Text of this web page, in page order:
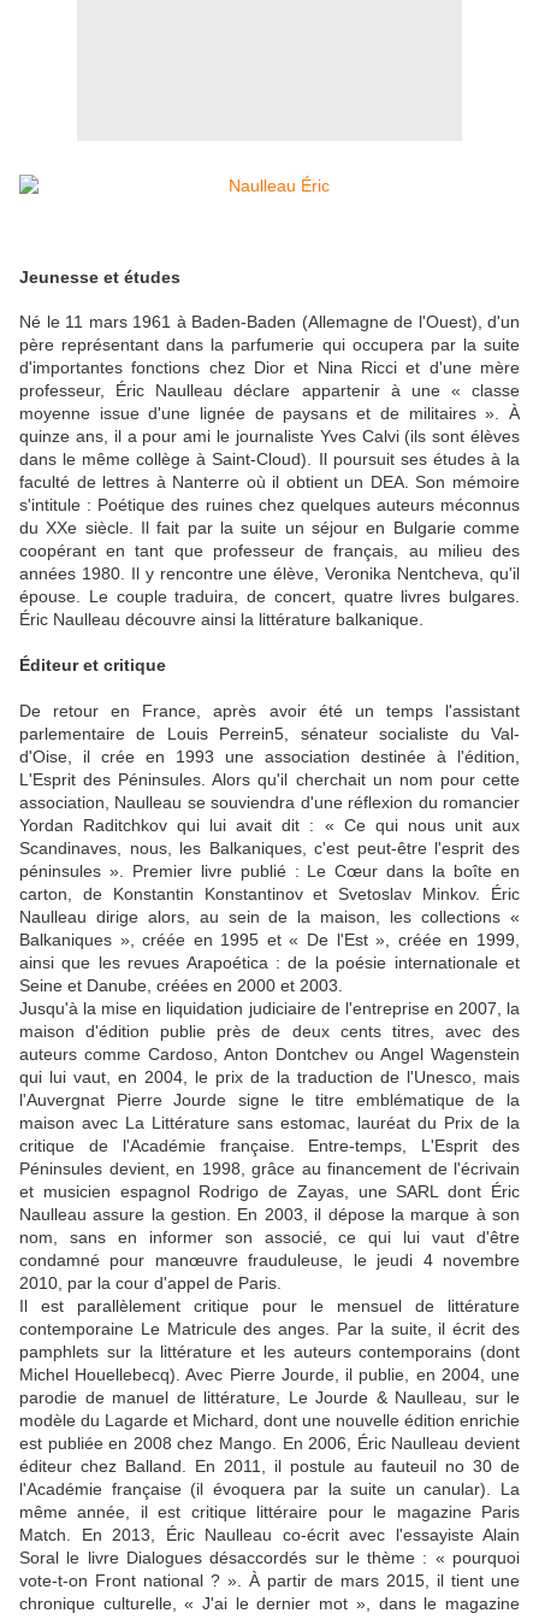
Jeunesse et études
Né le 11 mars 1961 à Baden-Baden (Allemagne de l'Ouest), d'un
père représentant dans la parfumerie qui occupera par la suite
d'importantes fonctions chez Dior et Nina Ricci et d'une mère
professeur, Éric Naulleau déclare appartenir à une « classe
moyenne issue d'une lignée de paysans et de militaires ». À
quinze ans, il a pour ami le journaliste Yves Calvi (ils sont élèves
dans le même collège à Saint-Cloud). Il poursuit ses études à la
faculté de lettres à Nanterre où il obtient un DEA. Son mémoire
s'intitule : Poétique des ruines chez quelques auteurs méconnus
du XXe siècle. Il fait par la suite un séjour en Bulgarie comme
coopérant en tant que professeur de français, au milieu des
années 1980. Il y rencontre une élève, Veronika Nentcheva, qu'il
épouse. Le couple traduira, de concert, quatre livres bulgares.
Éric Naulleau découvre ainsi la littérature balkanique.
Éditeur et critique
De retour en France, après avoir été un temps l'assistant
parlementaire de Louis Perrein5, sénateur socialiste du Val-
d'Oise, il crée en 1993 une association destinée à l'édition,
L'Esprit des Péninsules. Alors qu'il cherchait un nom pour cette
association, Naulleau se souviendra d'une réflexion du romancier
Yordan Raditchkov qui lui avait dit : « Ce qui nous unit aux
Scandinaves, nous, les Balkaniques, c'est peut-être l'esprit des
péninsules ». Premier livre publié : Le Cœur dans la boîte en
carton, de Konstantin Konstantinov et Svetoslav Minkov. Éric
Naulleau dirige alors, au sein de la maison, les collections «
Balkaniques », créée en 1995 et « De l'Est », créée en 1999,
ainsi que les revues Arapoética : de la poésie internationale et
Seine et Danube, créées en 2000 et 2003.
Jusqu'à la mise en liquidation judiciaire de l'entreprise en 2007, la
maison d'édition publie près de deux cents titres, avec des
auteurs comme Cardoso, Anton Dontchev ou Angel Wagenstein
qui lui vaut, en 2004, le prix de la traduction de l'Unesco, mais
l'Auvergnat Pierre Jourde signe le titre emblématique de la
maison avec La Littérature sans estomac, lauréat du Prix de la
critique de l'Académie française. Entre-temps, L'Esprit des
Péninsules devient, en 1998, grâce au financement de l'écrivain
et musicien espagnol Rodrigo de Zayas, une SARL dont Éric
Naulleau assure la gestion. En 2003, il dépose la marque à son
nom, sans en informer son associé, ce qui lui vaut d'être
condamné pour manœuvre frauduleuse, le jeudi 4 novembre
2010, par la cour d'appel de Paris.
Il est parallèlement critique pour le mensuel de littérature
contemporaine Le Matricule des anges. Par la suite, il écrit des
pamphlets sur la littérature et les auteurs contemporains (dont
Michel Houellebecq). Avec Pierre Jourde, il publie, en 2004, une
parodie de manuel de littérature, Le Jourde & Naulleau, sur le
modèle du Lagarde et Michard, dont une nouvelle édition enrichie
est publiée en 2008 chez Mango. En 2006, Éric Naulleau devient
éditeur chez Balland. En 2011, il postule au fauteuil no 30 de
l'Académie française (il évoquera par la suite un canular). La
même année, il est critique littéraire pour le magazine Paris
Match. En 2013, Éric Naulleau co-écrit avec l'essayiste Alain
Soral le livre Dialogues désaccordés sur le thème : « pourquoi
vote-t-on Front national ? ». À partir de mars 2015, il tient une
chronique culturelle, « J'ai le dernier mot », dans le magazine